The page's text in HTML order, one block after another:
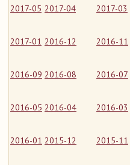
2017-05 2017-04 2017-03
2017-01 2016-12 2016-11
2016-09 2016-08 2016-07
2016-05 2016-04 2016-03
2016-01 2015-12 2015-11